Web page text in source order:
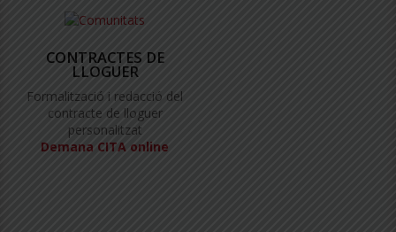
CONTRACTES DE
LLOGUER
Formalització i redacció del
contracte de lloguer
personalitzat
Demana CITA online